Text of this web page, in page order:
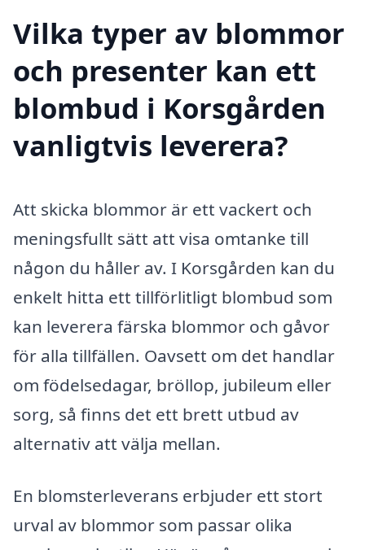
Vilka typer av blommor
och presenter kan ett
blombud i Korsgården
vanligtvis leverera?
Att skicka blommor är ett vackert och
meningsfullt sätt att visa omtanke till
någon du håller av. I Korsgården kan du
enkelt hitta ett tillförlitligt blombud som
kan leverera färska blommor och gåvor
för alla tillfällen. Oavsett om det handlar
om födelsedagar, bröllop, jubileum eller
sorg, så finns det ett brett utbud av
alternativ att välja mellan.
En blomsterleverans erbjuder ett stort
urval av blommor som passar olika